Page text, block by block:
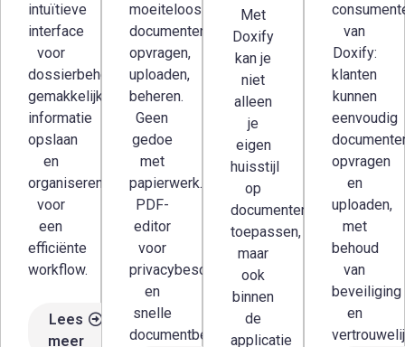
intuïtieve
interface
voor
dossierbeheer,
gemakkelijk
informatie
opslaan
en
organiseren
voor
een
efficiënte
workflow.
Lees
meer
moeiteloos
documenten
opvragen,
uploaden,
beheren.
Geen
gedoe
met
papierwerk.
PDF-
editor
voor
privacybescherming
en
snelle
documentbeoordeling.
Met
Doxify
kan je
niet
alleen
je
eigen
huisstijl
op
documenten
toepassen,
maar
ook
binnen
de
applicatie
van
Doxify:
klanten
kunnen
eenvoudig
opvragen
en
uploaden,
met
behoud
van
beveiliging
en